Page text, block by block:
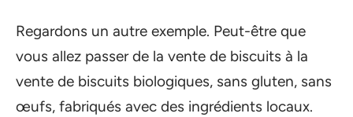
Regardons un autre exemple. Peut-être que
vous allez passer de la vente de biscuits à la
vente de biscuits biologiques, sans gluten, sans
œufs, fabriqués avec des ingrédients locaux.